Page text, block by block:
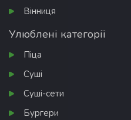
Вінниця
Улюблені категорії
Піца
Суші
Суші-сети
Бургери